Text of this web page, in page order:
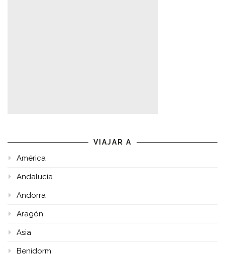
VIAJAR A
América
Andalucía
Andorra
Aragón
Asia
Benidorm